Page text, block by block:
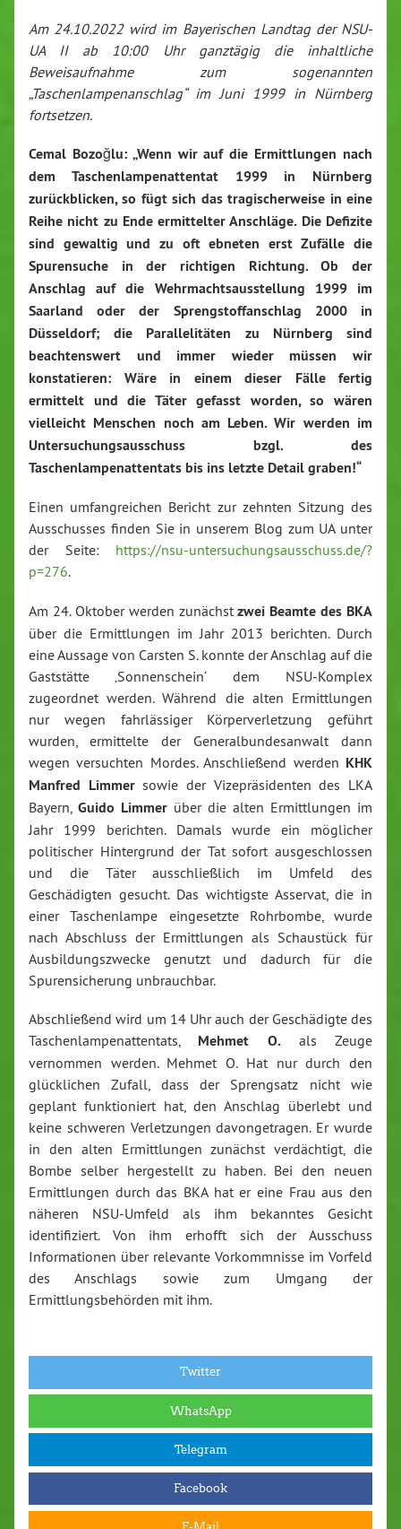
Am 24.10.2022 wird im Bayerischen Landtag der NSU-
UA II ab 10:00 Uhr ganztägig die inhaltliche
Beweisaufnahme zum sogenannten
„Taschenlampenanschlag“ im Juni 1999 in Nürnberg
fortsetzen.
Cemal Bozoğlu: „Wenn wir auf die Ermittlungen nach
dem Taschenlampenattentat 1999 in Nürnberg
zurückblicken, so fügt sich das tragischerweise in eine
Reihe nicht zu Ende ermittelter Anschläge. Die Defizite
sind gewaltig und zu oft ebneten erst Zufälle die
Spurensuche in der richtigen Richtung. Ob der
Anschlag auf die Wehrmachtsausstellung 1999 im
Saarland oder der Sprengstoffanschlag 2000 in
Düsseldorf; die Parallelitäten zu Nürnberg sind
beachtenswert und immer wieder müssen wir
konstatieren: Wäre in einem dieser Fälle fertig
ermittelt und die Täter gefasst worden, so wären
vielleicht Menschen noch am Leben. Wir werden im
Untersuchungsausschuss bzgl. des
Taschenlampenattentats bis ins letzte Detail graben!“
Einen umfangreichen Bericht zur zehnten Sitzung des
Ausschusses finden Sie in unserem Blog zum UA unter
der Seite: https://nsu-untersuchungsausschuss.de/?
p=276.
Am 24. Oktober werden zunächstzwei Beamte des BKA
über die Ermittlungen im Jahr 2013 berichten. Durch
eine Aussage von Carsten S. konnte der Anschlag auf die
Gaststätte ‚Sonnenschein‘ dem NSU-Komplex
zugeordnet werden. Während die alten Ermittlungen
nur wegen fahrlässiger Körperverletzung geführt
wurden, ermittelte der Generalbundesanwalt dann
wegen versuchten Mordes. Anschließend werden KHK
Manfred Limmersowie der Vizepräsidenten des LKA
Bayern, Guido Limmer über die alten Ermittlungen im
Jahr 1999 berichten. Damals wurde ein möglicher
politischer Hintergrund der Tat sofort ausgeschlossen
und die Täter ausschließlich im Umfeld des
Geschädigten gesucht. Das wichtigste Asservat, die in
einer Taschenlampe eingesetzte Rohrbombe, wurde
nach Abschluss der Ermittlungen als Schaustück für
Ausbildungszwecke genutzt und dadurch für die
Spurensicherung unbrauchbar.
Abschließend wird um 14 Uhr auch der Geschädigte des
Taschenlampenattentats, Mehmet O.als Zeuge
vernommen werden. Mehmet O. Hat nur durch den
glücklichen Zufall, dass der Sprengsatz nicht wie
geplant funktioniert hat, den Anschlag überlebt und
keine schweren Verletzungen davongetragen. Er wurde
in den alten Ermittlungen zunächst verdächtigt, die
Bombe selber hergestellt zu haben. Bei den neuen
Ermittlungen durch das BKA hat er eine Frau aus den
näheren NSU-Umfeld als ihm bekanntes Gesicht
identifiziert. Von ihm erhofft sich der Ausschuss
Informationen über relevante Vorkommnisse im Vorfeld
des Anschlags sowie zum Umgang der
Ermittlungsbehörden mit ihm.
Twitter
WhatsApp
Telegram
Facebook